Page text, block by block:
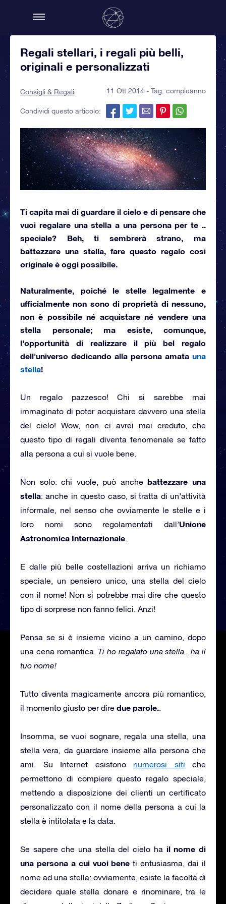
Regali stellari, i regali più belli,
originali e personalizzati
Consigli & Regali 11 Ott 2014 - Tag: compleanno
Condividi questo articolo:
Ti capita mai di guardare il cielo e di pensare che
vuoi regalare una stella a una persona per te ..
speciale? Beh, ti sembrerà strano, ma
battezzare una stella, fare questo regalo così
originale è oggi possibile.
Naturalmente, poiché le stelle legalmente e
ufficialmentenon sono di proprietà di nessuno,
non è possibile né acquistare né vendere una
stella personale; ma esiste, comunque,
l'opportunità di realizzare il più bel regalo
dell'universo dedicando alla persona amata una
stella!
Un regalo pazzesco! Chi si sarebbe mai
immaginato di poter acquistare davvero una stella
del cielo! Wow, non ci avrei mai creduto, che
questo tipo di regali diventa fenomenale se fatto
alla persona a cui si vuole bene.
Non solo: chi vuole, può anchebattezzare una
stella: anche in questo caso, si tratta di un’attività
informale, nel senso che ovviamente le stelle e i
loro nomi sono regolamentati dall’Unione
Astronomica Internazionale.
E dalle più belle costellazioni arriva un richiamo
speciale, un pensiero unico, una stella del cielo
con il nome! Non si potrebbe mai dire che questo
tipo di sorprese non fanno felici. Anzi!
Pensa se si è insieme vicino a un camino, dopo
una cena romantica. Ti ho regalato una stella.. ha il
tuo nome!
Tutto diventa magicamente ancora più romantico,
il momento giusto per dire due parole..
Insomma, se vuoi sognare, regala una stella, una
stella vera, da guardare insieme alla persona che
ami. Su Internet esistono numerosi siti che
permettono di compiere questo regalo speciale,
mettendo a disposizione dei clienti un certificato
personalizzato con il nome della persona a cui la
stella è intitolata e la data.
Se sapere che una stella del cielo ha il nome di
una persona a cui vuoi bene ti entusiasma, dai il
nome ad una stella: ovviamente, esiste la facoltà di
decidere quale stella donare e rinominare, tra le